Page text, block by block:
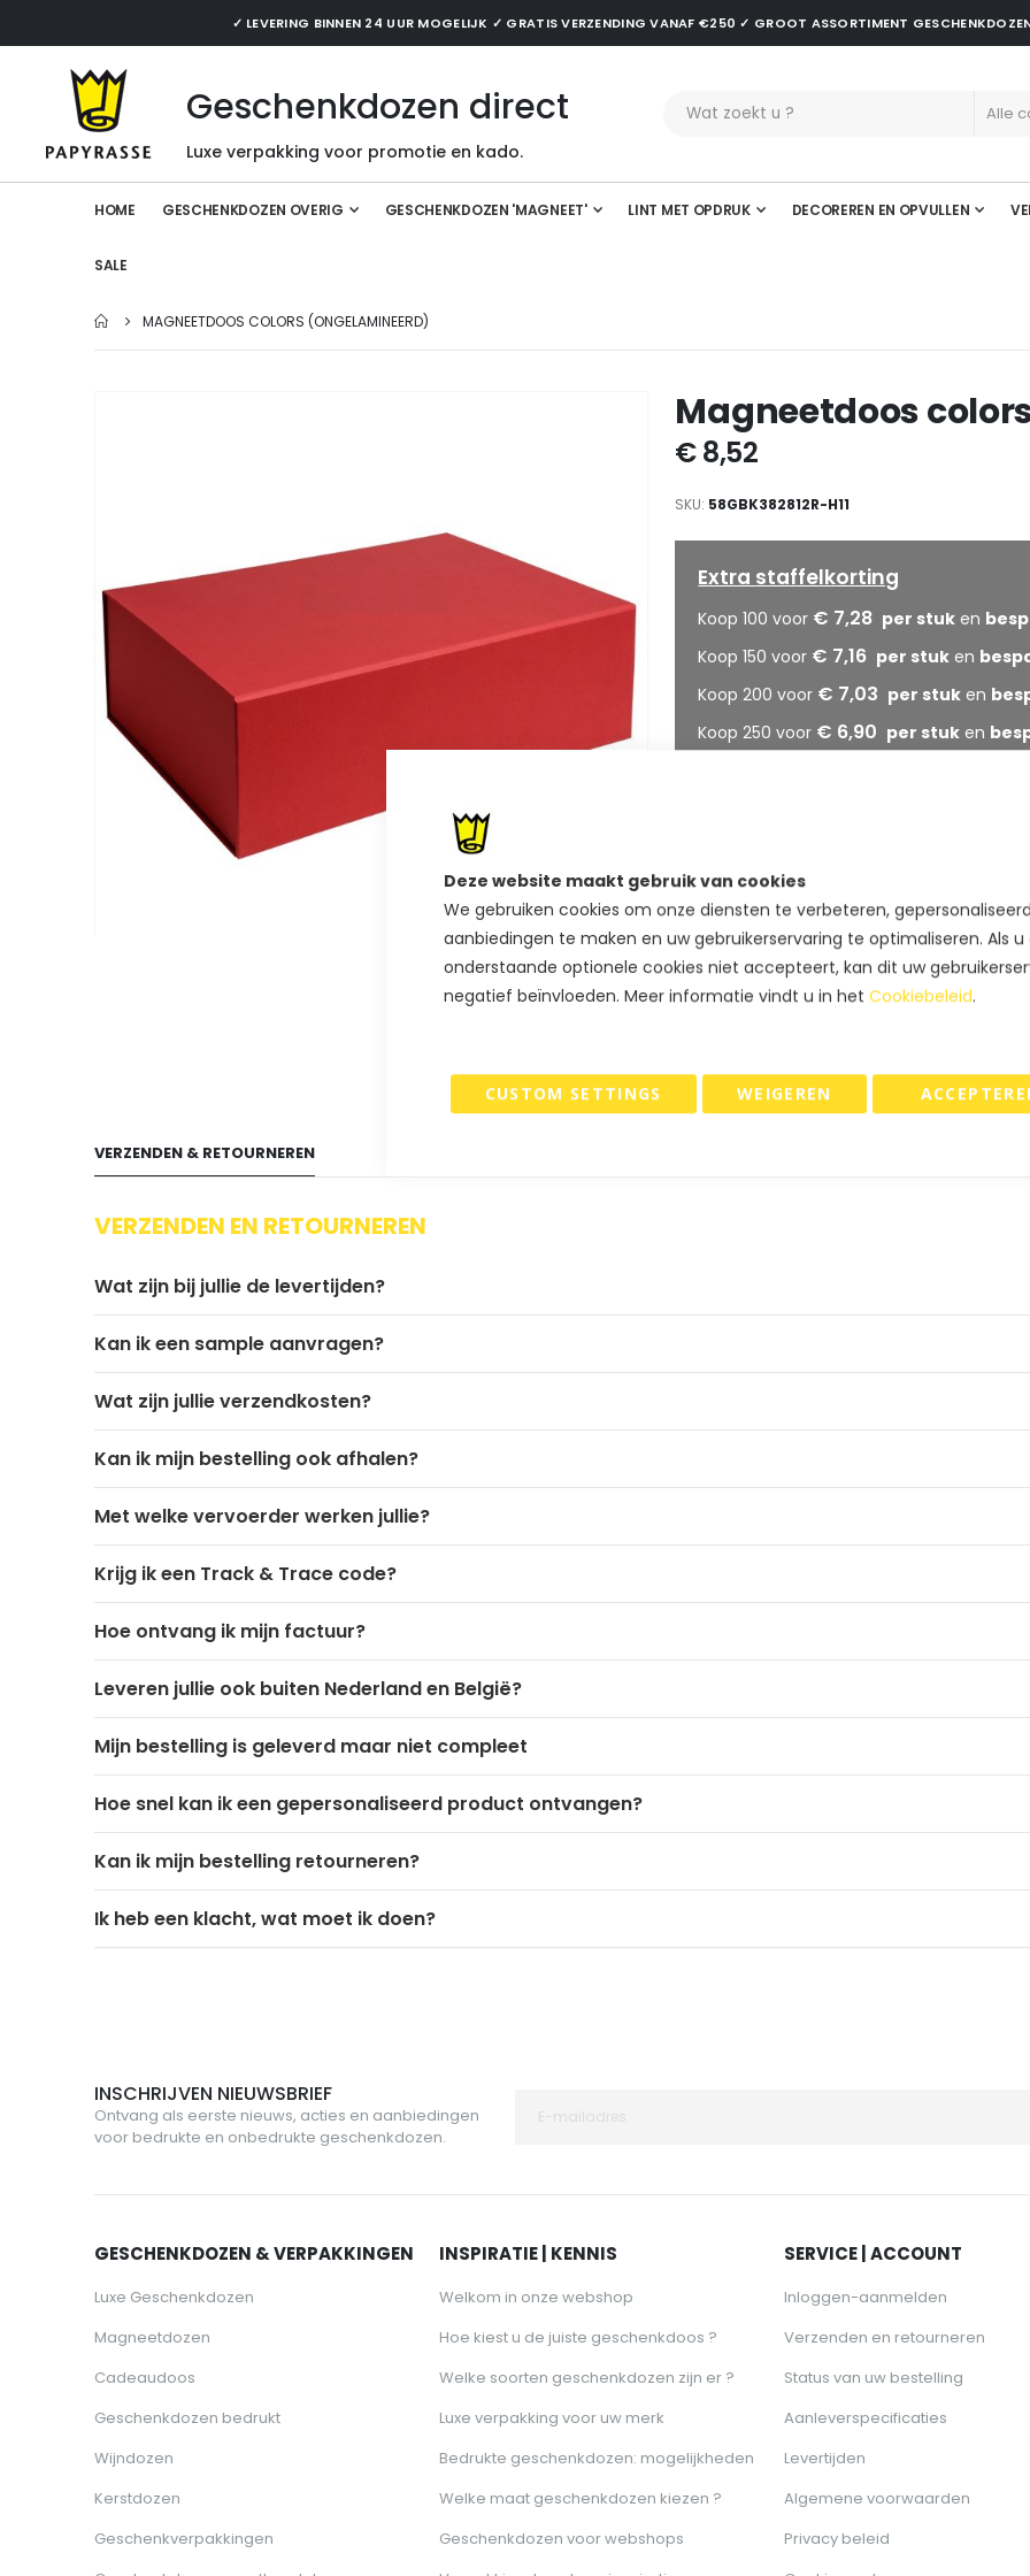
Deze website maakt gebruik van cookies
We gebruiken cookies om onze diensten te verbeteren,
aanbiedingen te maken en uw gebruikerservaring te optimaliseren. Als u
onderstaande optionele cookies niet accepteert, kan dit uw
negatief beïnvloeden. Meer informatie vindt u in het Cookiebeleid.
CUSTOM SETTINGS WEIGEREN
✓ LEVERING BINNEN 24 UUR MOGELIJK ✓ GRATIS VERZENDING VANAF €250 ✓ GROOT ASSORTIMENT
Geschenkdozen direct
Luxe verpakking voor promotie en kado.
HOME GESCHENKDOZEN OVERIG GESCHENKDOZEN 'MAGNEET' LINT MET OPDRUK DECOREREN EN OPVULLEN
SALE
MAGNEETDOOS COLORS (ONGELAMINEERD)
afbeeldingen-
gallerij
gallerij
Magneetdoos
€ 8,52
SKU 58GBK382812R-H11
Extra staffelkorting
Koop 100 voor € 7,28 en
Koop 150 voor € 7,16 en
Koop 200 voor € 7,03 en
Koop 250 voor € 6,90 en
Koop 450 voor
Koop 500 voor€ 6,43 en
VERZENDEN & RETOURNEREN
VERZENDEN EN RETOURNEREN
Wat zijn bij jullie de levertijden?
Kan ik een sample aanvragen?
Wat zijn jullie verzendkosten?
Kan ik mijn bestelling ook afhalen?
Met welke vervoerder werken jullie?
Krijg ik een Track & Trace code?
Hoe ontvang ik mijn factuur?
Leveren jullie ook buiten Nederland en België?
Mijn bestelling is geleverd maar niet compleet
Hoe snel kan ik een gepersonaliseerd product ontvangen?
Kan ik mijn bestelling retourneren?
Ik heb een klacht, wat moet ik doen?
INSCHRIJVEN NIEUWSBRIEF
Ontvang als eerste nieuws, acties en aanbiedingen
voor bedrukte en onbedrukte geschenkdozen.
GESCHENKDOZEN & VERPAKKINGEN
Luxe Geschenkdozen
Magneetdozen
Cadeaudoos
Geschenkdozen bedrukt
Wijndozen
Kerstdozen
Geschenkverpakkingen
INSPIRATIE | KENNIS
Welkom in onze webshop
Hoe kiest u de juiste geschenkdoos ?
Welke soorten geschenkdozen zijn er ?
Luxe verpakking voor uw merk
Bedrukte geschenkdozen: mogelijkheden
Welke maat geschenkdozen kiezen ?
Geschenkdozen voor webshops
SERVICE | ACCOUNT
Inloggen-aanmelden
Verzenden en retourneren
Status van uw bestelling
Aanleverspecificaties
Levertijden
Algemene voorwaarden
Privacy beleid